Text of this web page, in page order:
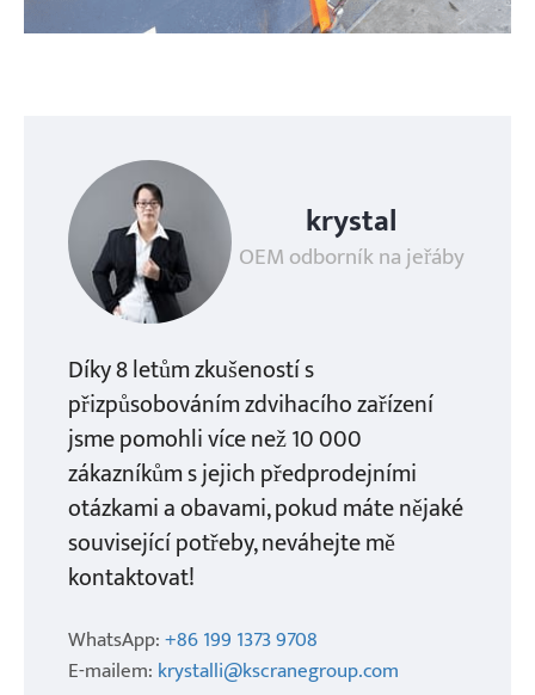
krystal
OEM odborník na jeřáby
Díky 8 letům zkušeností s
přizpůsobováním zdvihacího zařízení
jsme pomohli více než 10 000
zákazníkům s jejich předprodejními
otázkami a obavami, pokud máte nějaké
související potřeby, neváhejte mě
kontaktovat!
WhatsApp:+86 199 1373 9708
E-mailem: krystalli@kscranegroup.com